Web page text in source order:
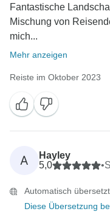
Fantastische
Mischung von
mich...
Mehr anzeigen
Reiste im Oktober 2023
A
Hayley
5,0
•
Automatisch übersetzt.
Diese Übersetzung